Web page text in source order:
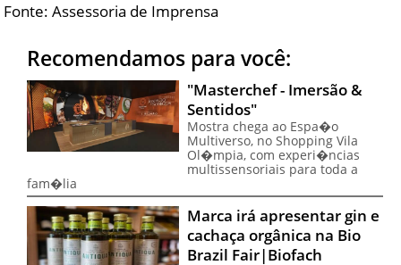
Fonte: Assessoria de Imprensa
Recomendamos para você:
"Masterchef - Imersão &
Sentidos"
Mostra chega ao Espa�o
Multiverso, no Shopping Vila
Ol�mpia, com experi�ncias
multissensoriais para toda a
fam�lia
Marca irá apresentar gin e
cachaça orgânica na Bio
Brazil Fair|Biofach